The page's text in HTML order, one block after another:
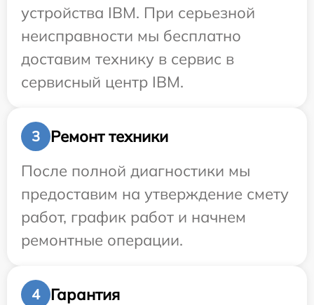
устройства IBM. При серьезной
неисправности мы бесплатно
доставим технику в сервис в
сервисный центр IBM.
3
Ремонт техники
После полной диагностики мы
предоставим на утверждение смету
работ, график работ и начнем
ремонтные операции.
4
Гарантия